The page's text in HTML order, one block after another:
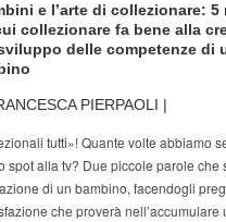
e l’arte di collezionare: 5
collezionare fa bene alla
delle competenze di
PIERPAOLI |
tutti»! Quante volte abbiamo
spot alla tv? Due piccole parole che
di un bambino, facendogli
che proverà nell’accumulare